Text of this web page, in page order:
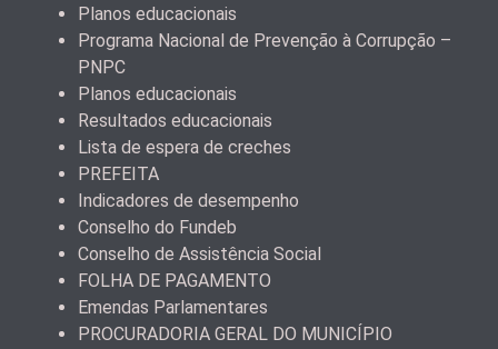
Planos educacionais
Programa Nacional de Prevenção à Corrupção –
PNPC
Planos educacionais
Resultados educacionais
Lista de espera de creches
PREFEITA
Indicadores de desempenho
Conselho do Fundeb
Conselho de Assistência Social
FOLHA DE PAGAMENTO
Emendas Parlamentares
PROCURADORIA GERAL DO MUNICÍPIO